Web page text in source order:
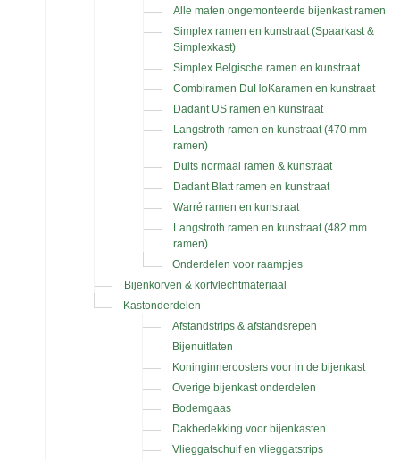
Alle maten ongemonteerde bijenkast ramen
Simplex ramen en kunstraat (Spaarkast &
Simplexkast)
Simplex Belgische ramen en kunstraat
Combiramen DuHoKaramen en kunstraat
Dadant US ramen en kunstraat
Langstroth ramen en kunstraat (470 mm
ramen)
Duits normaal ramen & kunstraat
Dadant Blatt ramen en kunstraat
Warré ramen en kunstraat
Langstroth ramen en kunstraat (482 mm
ramen)
Onderdelen voor raampjes
Bijenkorven & korfvlechtmateriaal
Kastonderdelen
Afstandstrips & afstandsrepen
Bijenuitlaten
Koninginneroosters voor in de bijenkast
Overige bijenkast onderdelen
Bodemgaas
Dakbedekking voor bijenkasten
Vlieggatschuif en vlieggatstrips